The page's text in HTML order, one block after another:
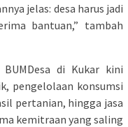
jelas: desa harus jadi
bantuan,” tambah
di Kukar kini
pengelolaan konsumsi
pertanian, hingga jasa
kemitraan yang saling